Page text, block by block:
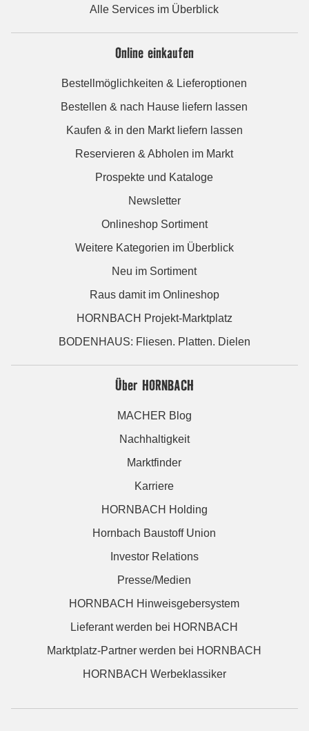
Alle Services im Überblick
Online einkaufen
Bestellmöglichkeiten & Lieferoptionen
Bestellen & nach Hause liefern lassen
Kaufen & in den Markt liefern lassen
Reservieren & Abholen im Markt
Prospekte und Kataloge
Newsletter
Onlineshop Sortiment
Weitere Kategorien im Überblick
Neu im Sortiment
Raus damit im Onlineshop
HORNBACH Projekt-Marktplatz
BODENHAUS: Fliesen. Platten. Dielen
Über HORNBACH
MACHER Blog
Nachhaltigkeit
Marktfinder
Karriere
HORNBACH Holding
Hornbach Baustoff Union
Investor Relations
Presse/Medien
HORNBACH Hinweisgebersystem
Lieferant werden bei HORNBACH
Marktplatz-Partner werden bei HORNBACH
HORNBACH Werbeklassiker